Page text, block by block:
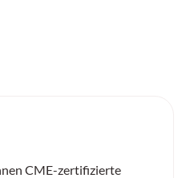
CME-zertifizierte